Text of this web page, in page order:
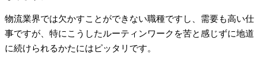
物流業界では欠かすことができない職種ですし、需要も高い仕
事ですが、特にこうしたルーティンワークを苦と感じずに地道
に続けられるかたにはピッタリです。